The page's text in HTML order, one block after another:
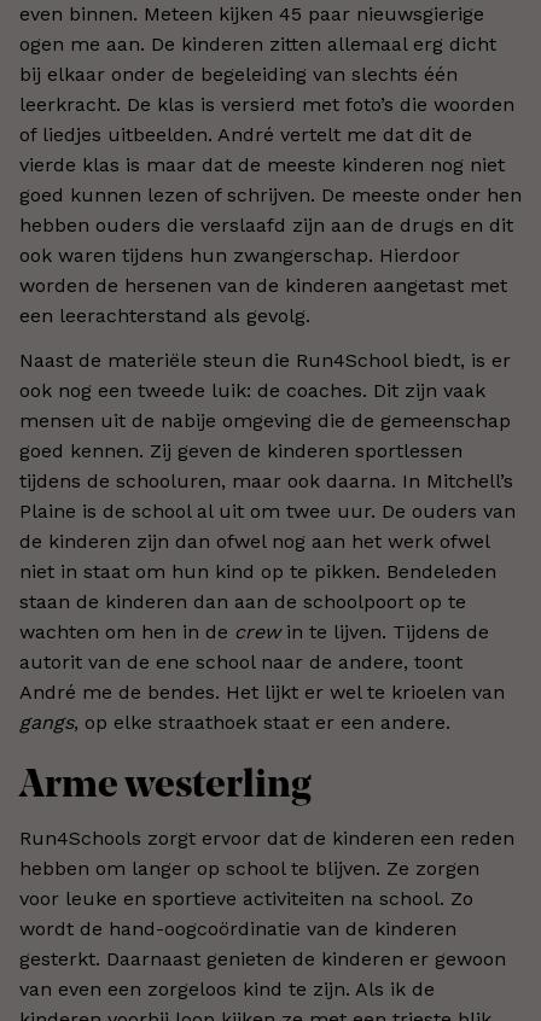
even binnen. Meteen kijken 45 paar nieuwsgierige
ogen me aan. De kinderen zitten allemaal erg dicht
bij elkaar onder de begeleiding van slechts één
leerkracht. De klas is versierd met foto’s die woorden
of liedjes uitbeelden. André vertelt me dat dit de
vierde klas is maar dat de meeste kinderen nog niet
goed kunnen lezen of schrijven. De meeste onder hen
hebben ouders die verslaafd zijn aan de drugs en dit
ook waren tijdens hun zwangerschap. Hierdoor
worden de hersenen van de kinderen aangetast met
een leerachterstand als gevolg.
Naast de materiële steun die Run4School biedt, is er
ook nog een tweede luik: de coaches. Dit zijn vaak
mensen uit de nabije omgeving die de gemeenschap
goed kennen. Zij geven de kinderen sportlessen
tijdens de schooluren, maar ook daarna. In Mitchell’s
Plaine is de school al uit om twee uur. De ouders van
de kinderen zijn dan ofwel nog aan het werk ofwel
niet in staat om hun kind op te pikken. Bendeleden
staan de kinderen dan aan de schoolpoort op te
wachten om hen in de crewin te lijven. Tijdens de
autorit van de ene school naar de andere, toont
André me de bendes. Het lijkt er wel te krioelen van
gangs, op elke straathoek staat er een andere.
Arme westerling
Run4Schools zorgt ervoor dat de kinderen een reden
hebben om langer op school te blijven. Ze zorgen
voor leuke en sportieve activiteiten na school. Zo
wordt de hand-oogcoördinatie van de kinderen
gesterkt. Daarnaast genieten de kinderen er gewoon
van even een zorgeloos kind te zijn. Als ik de